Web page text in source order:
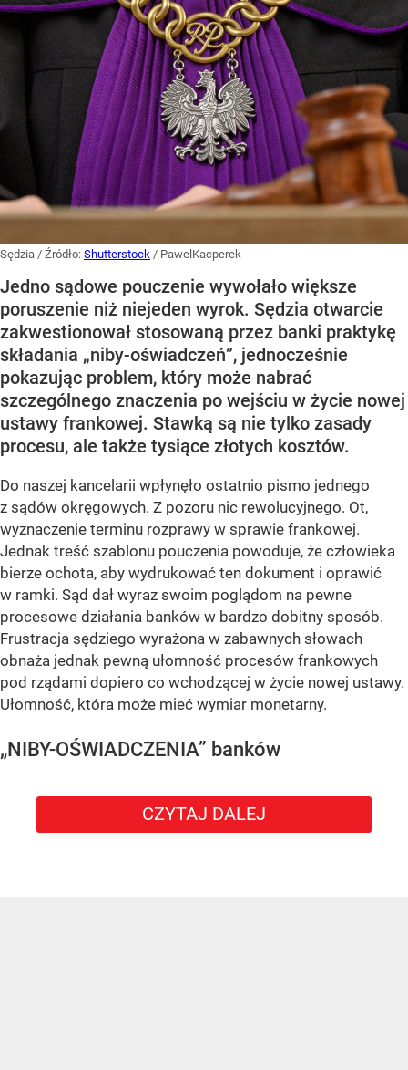
Sędzia / Źródło: Shutterstock / PawelKacperek
Jedno sądowe pouczenie wywołało większe
poruszenie niż niejeden wyrok. Sędzia otwarcie
zakwestionował stosowaną przez banki praktykę
składania „niby-oświadczeń”, jednocześnie
pokazując problem, który może nabrać
szczególnego znaczenia po wejściu w życie nowej
ustawy frankowej. Stawką są nie tylko zasady
procesu, ale także tysiące złotych kosztów.
Do naszej kancelarii wpłynęło ostatnio pismo jednego
z sądów okręgowych. Z pozoru nic rewolucyjnego. Ot,
wyznaczenie terminu rozprawy w sprawie frankowej.
Jednak treść szablonu pouczenia powoduje, że człowieka
bierze ochota, aby wydrukować ten dokument i oprawić
w ramki. Sąd dał wyraz swoim poglądom na pewne
procesowe działania banków w bardzo dobitny sposób.
Frustracja sędziego wyrażona w zabawnych słowach
obnaża jednak pewną ułomność procesów frankowych
pod rządami dopiero co wchodzącej w życie nowej ustawy.
Ułomność, która może mieć wymiar monetarny.
„NIBY-OŚWIADCZENIA” banków
CZYTAJ DALEJ